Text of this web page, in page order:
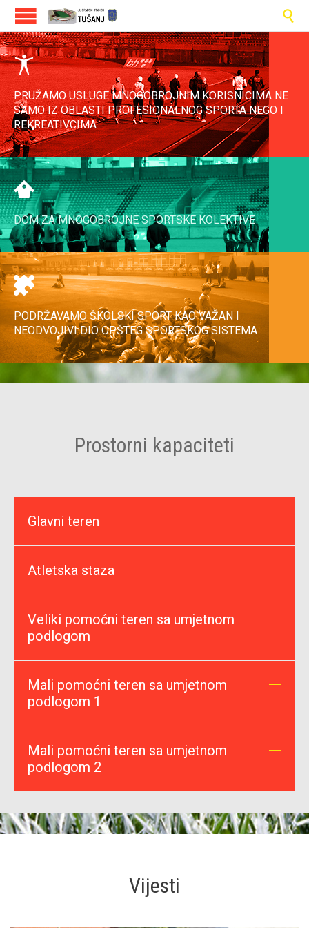


PRUŽAMO USLUGE MNOGOBROJNIM KORISNICIMA NE
SAMO IZ OBLASTI PROFESIONALNOG SPORTA NEGO I
REKREATIVCIMA

DOM ZA MNOGOBROJNE SPORTSKE KOLEKTIVE

PODRŽAVAMO ŠKOLSKI SPORT KAO VAŽAN I
NEODVOJIVI DIO OPŠTEG SPORTSKOG SISTEMA
Prostorni kapaciteti
Glavni teren
Atletska staza
Veliki pomoćni teren sa umjetnom
podlogom
Mali pomoćni teren sa umjetnom
podlogom 1
Mali pomoćni teren sa umjetnom
podlogom 2
Vijesti